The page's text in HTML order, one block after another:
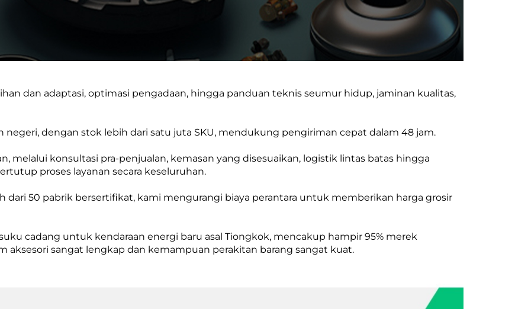
dan adaptasi, optimasi pengadaan, hingga panduan teknis seumur hidup, jaminan kualitas,
negeri, dengan stok lebih dari satu juta SKU, mendukung pengiriman cepat dalam 48 jam.
melalui konsultasi pra-penjualan, kemasan yang disesuaikan, logistik lintas batas hingga
proses layanan secara keseluruhan.
dari 50 pabrik bersertifikat, kami mengurangi biaya perantara untuk memberikan harga grosir
cadang untuk kendaraan energi baru asal Tiongkok, mencakup hampir 95% merek
aksesori sangat lengkap dan kemampuan perakitan barang sangat kuat.